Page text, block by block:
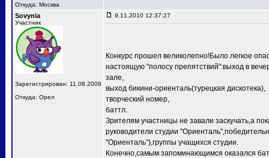
Откуда: Москва
Sovynia
Участник
Зарегистрирован: 11.08.2009
Откуда: Орел
9.11.2010 12:37:27
Конкурс прошел великолепно!Было легкое
настоящую "полосу препятствий":выход в
зале,
выход бикини-ориенталь(турецкая дискотека),
творческий номер,
баттл.
Зрителям участницы не завали заскучать,а
руководители студии
"Ориенталь"),группы учащихся студии.
Конечно,самым запоминающимся оказался